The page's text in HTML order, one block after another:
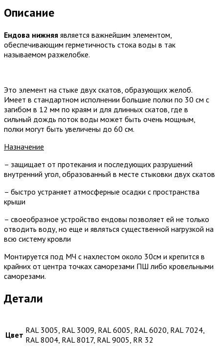
Описание
Ендова нижняя является важнейшим элементом,
обеспечивающим герметичность стока воды в так
называемом разжелобке.
Это элемент на стыке двух скатов, образующих желоб.
Имеет в стандартном исполнении большие полки по 30 см с
загибом в 12 мм по краям и для длинных скатов, где в
сильный дождь поток воды может быть очень мощным,
полки могут быть увеличены до 60 см.
Назначение
– защищает от протекания и последующих разрушений
внутренний угол, образованный в месте стыковки двух скатов
– быстро устраняет атмосферные осадки с пространства
крыши
– своеобразное устройство ендовы позволяет ей не только
отводить воду, но еще и являться существенной нагрузкой на
всю систему кровли
Монтируется под МЧ с нахлестом около 30см и крепится в
крайних от центра точках саморезами ПШ либо кровельными
саморезами.
Детали
Цвет RAL 3005, RAL 3009, RAL 6005, RAL 6020, RAL 7024,
RAL 8004, RAL 8017, RAL 9005, RR 32